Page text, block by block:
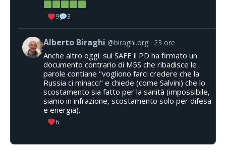
9 3
Alberto Biraghi @biraghi.org 23 ore
Anche altro oggi: sul SAFE il PD ha firmato un
documento contrario di M5S che ribadisce le
parole contiane "vogliono farci credere che la
Russia ci minacci" e chiede (come Salvini) che lo
scostamento sia fatto per la sanità (impossibile,
siamo in infrazione, scostamento solo per difesa
e energia).
6